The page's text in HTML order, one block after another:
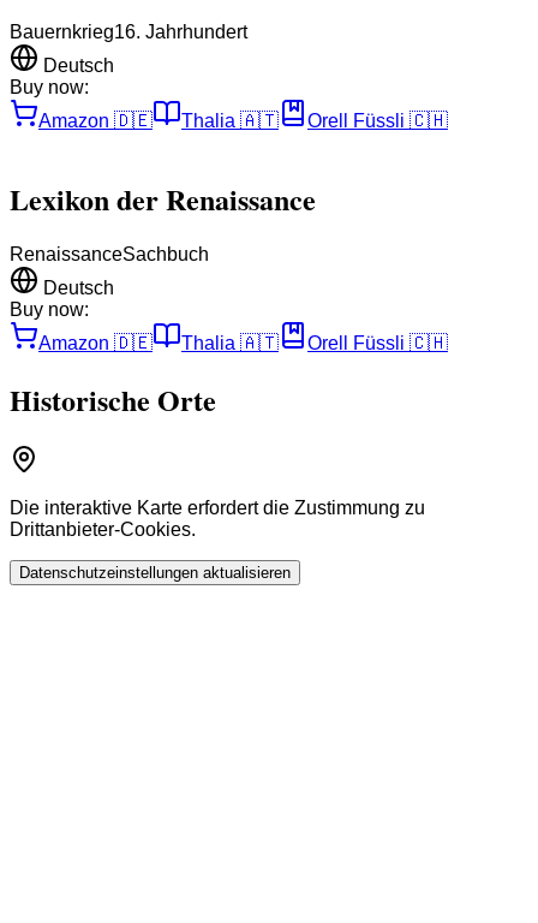
Bauernkrieg16. Jahrhundert
Deutsch
Buy now:
Amazon 🇩🇪 Thalia 🇦🇹 Orell Füssli 🇨🇭
Lexikon der Renaissance
RenaissanceSachbuch
Deutsch
Buy now:
Amazon 🇩🇪 Thalia 🇦🇹 Orell Füssli 🇨🇭
Historische Orte
Die interaktive Karte erfordert die Zustimmung zu
Drittanbieter-Cookies.
Datenschutzeinstellungen aktualisieren